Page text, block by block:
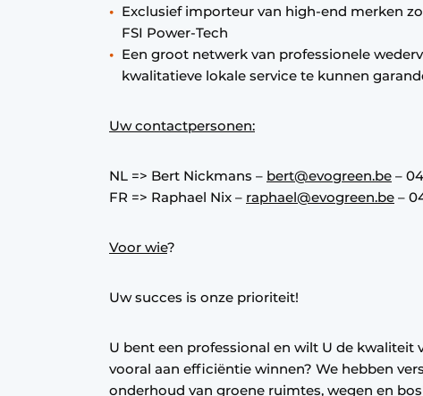
Exclusief importeur van high-end merken
FSI Power-Tech
Een groot netwerk van professionele
kwalitatieve lokale service te kunnen
Uw contactpersonen:
NL => Bert Nickmans – bert@evogreen.be –
FR => Raphael Nix – raphael@evogreen.be –
Voor wie?
Uw succes is onze prioriteit!
U bent een professional en wilt U de kwaliteit
vooral aan efficiëntie winnen? We hebben
onderhoud van groene ruimtes, wegen en